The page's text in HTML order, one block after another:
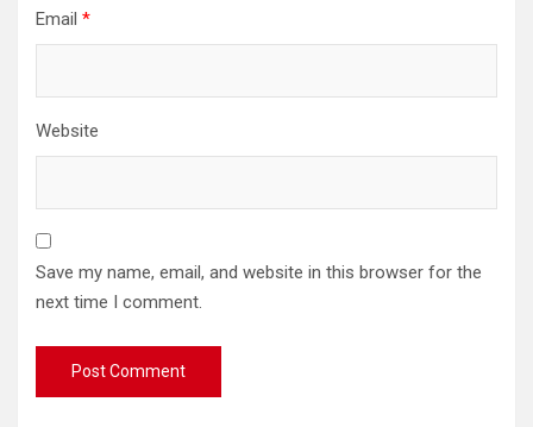
Email *
Website
Save my name, email, and website in this browser for the
next time I comment.